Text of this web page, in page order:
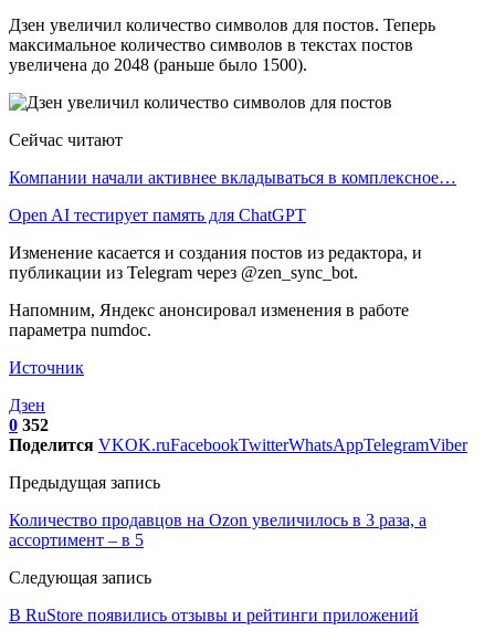
Дзен увеличил количество символов для постов. Теперь
максимальное количество символов в текстах постов
увеличена до 2048 (раньше было 1500).
Сейчас читают
Компании начали активнее вкладываться в комплексное…
Open AI тестирует память для ChatGPT
Изменение касается и создания постов из редактора, и
публикации из Telegram через @zen_sync_bot.
Напомним, Яндекс анонсировал изменения в работе
параметра numdoc.
Источник
Дзен
0 352
Поделится VKOK.ruFacebookTwitterWhatsAppTelegramViber
Предыдущая запись
Количество продавцов на Ozon увеличилось в 3 раза, а
ассортимент – в 5
Следующая запись
В RuStore появились отзывы и рейтинги приложений